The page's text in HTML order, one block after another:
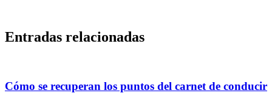
Entradas relacionadas
Cómo se recuperan los puntos del carnet de conducir